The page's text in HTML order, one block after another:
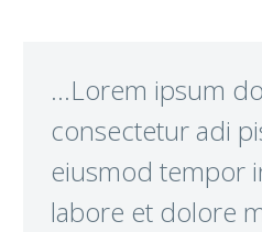
…Lorem ipsum
consectetur adi
eiusmod tempor
labore et dolore